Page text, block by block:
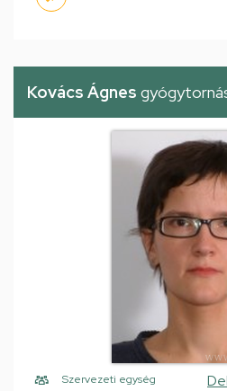
Kovács Ágnes
Szervezeti egység